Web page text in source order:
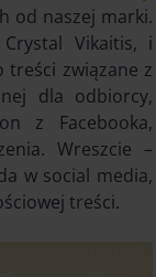
od naszej marki.
Vikaitis, i
związane z
dla odbiorcy,
z Facebooka,
Wreszcie –
w social media,
treści.